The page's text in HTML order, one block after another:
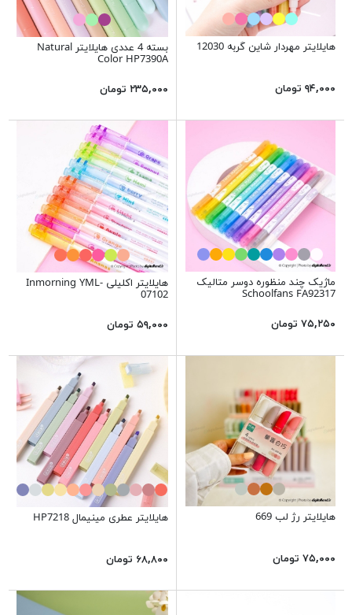
هایلایتر مهردار شاین گربه 12030
۹۴,۰۰۰ تومان
بسته 4 عددی هایلایتر Natural
Color HP7390A
۲۳۵,۰۰۰ تومان
ماژیک چند منظوره دوسر متالیک
Schoolfans FA92317
۷۵,۲۵۰ تومان
هایلایتر اکلیلی Inmorning YML-
07102
۵۹,۰۰۰ تومان
هایلایتر رژ لب 669
۷۵,۰۰۰ تومان
هایلایتر عطری مینیمال HP7218
۶۸,۸۰۰ تومان